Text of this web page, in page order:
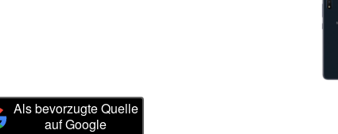
Als bevorzugte Quelle
auf Google